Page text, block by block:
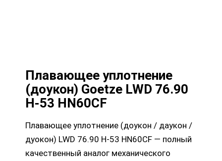
Плавающее уплотнение
(доукон) Goetze LWD 76.90
H-53 HN60CF
Плавающее уплотнение (доукон / даукон /
дуокон) LWD 76.90 H-53 HN60CF — полный
качественный аналог механического